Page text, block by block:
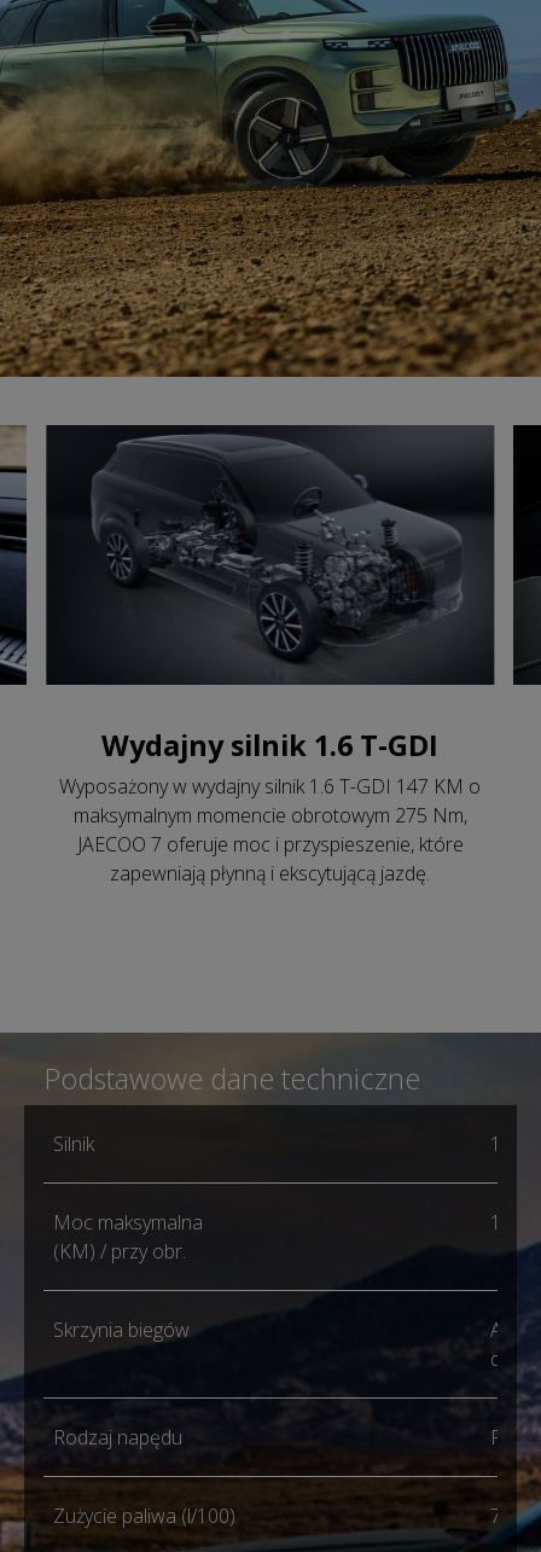
Wydajny silnik 1.6 T-GDI
Wyposażony w wydajny silnik 1.6 T-GDI 147 KM o
maksymalnym momencie obrotowym 275 Nm,
JAECOO 7 oferuje moc i przyspieszenie, które
zapewniają płynną i ekscytującą jazdę.
Podstawowe dane techniczne
Silnik 1.6
Moc maksymalna
(KM) / przy obr.
147 /
Skrzynia biegów
Rodzaj napędu FWD
Zużycie paliwa (l/100) 7.5 /